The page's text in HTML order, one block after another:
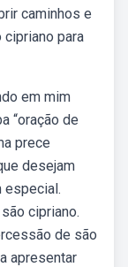
caminhos e
para
em mim
“oração de
prece
desejam
especial.
cipriano.
de são
apresentar